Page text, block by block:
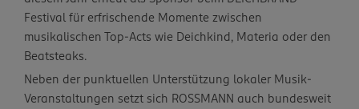
Festival für erfrischende Momente zwischen
musikalischen Top-Acts wie Deichkind, Materia oder den
Beatsteaks.
Neben der punktuellen Unterstützung lokaler Musik-
Veranstaltungen setzt sich ROSSMANN auch bundesweit